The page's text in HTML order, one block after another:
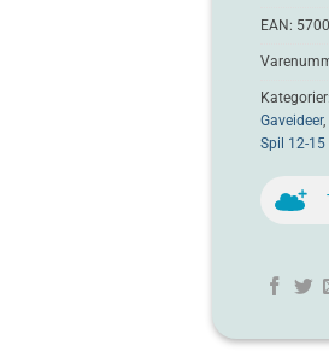
EAN:
Kategorier:
Gaveideer,
Spil 12-15